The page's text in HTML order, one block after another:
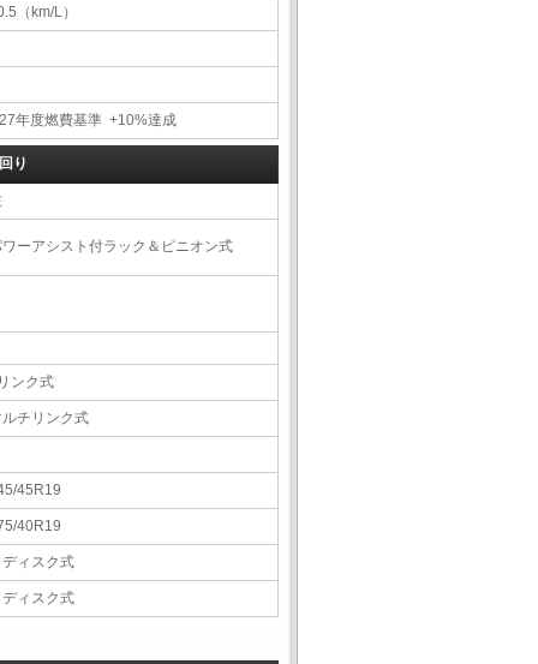
（km/L）
年度燃費基準 +10%達成
り
ーアシスト付ラック＆ピニオン式
ンク式
チリンク式
45R19
40R19
ィスク式
ィスク式